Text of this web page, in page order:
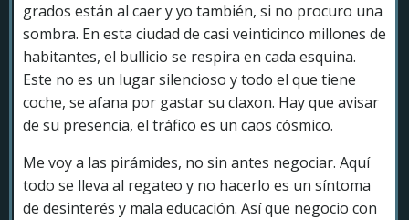
grados están al caer y yo también, si no procuro una
sombra. En esta ciudad de casi veinticinco millones de
habitantes, el bullicio se respira en cada esquina.
Este no es un lugar silencioso y todo el que tiene
coche, se afana por gastar su claxon. Hay que avisar
de su presencia, el tráfico es un caos cósmico.
Me voy a las pirámides, no sin antes negociar. Aquí
todo se lleva al regateo y no hacerlo es un síntoma
de desinterés y mala educación. Así que negocio con